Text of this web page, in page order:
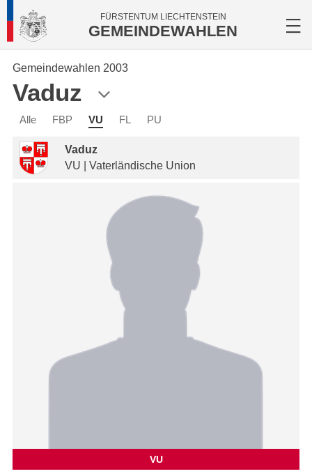
FÜRSTENTUM LIECHTENSTEIN
GEMEINDEWAHLEN
Gemeindewahlen 2003
Vaduz
Alle FBP VU FL PU
Vaduz
VU | Vaterländische Union
VU